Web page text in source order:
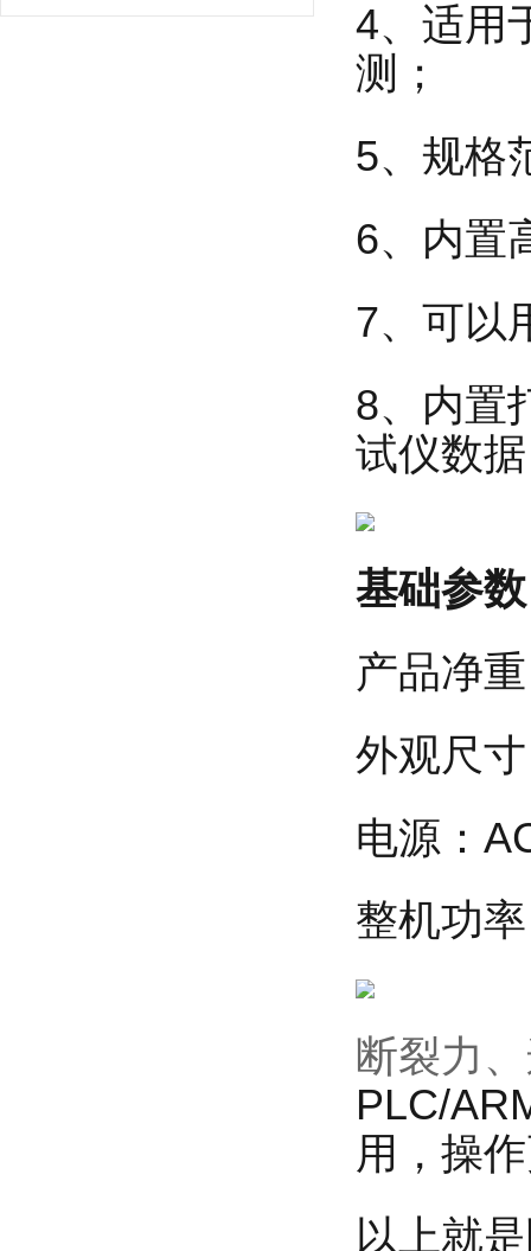
4、适用
测；
5、规格
6、内置
7、可以
8、内置
试仪数
基础参数
产品净
外观尺
电源：
整机功
断裂力
PLC/
用，操
以上就